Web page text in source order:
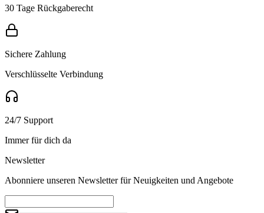
30 Tage Rückgaberecht
Sichere Zahlung
Verschlüsselte Verbindung
24/7 Support
Immer für dich da
Newsletter
Abonniere unseren Newsletter für Neuigkeiten und Angebote